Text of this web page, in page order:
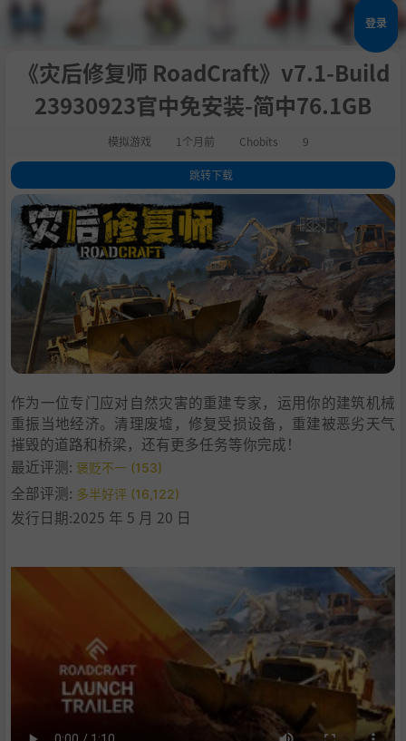
登录
《灾后修复师 RoadCraft》v7.1-Build
23930923官中免安装-简中76.1GB
模拟游戏 1个月前 Chobits 9
跳转下载
1.评测
2 .关于此游戏
3.系统需求
支持作者
5
BT磁力
.学习
作为一位专门应对自然灾害的重建专家，运用你的建筑机械
重振当地经济。清理废墟，修复受损设备，重建被恶劣天气
摧毁的道路和桥梁，还有更多任务等你完成！
最近评测: 褒贬不一 (153)
全部评测: 多半好评 (16,122)
发行日期:2025 年 5 月 20 日